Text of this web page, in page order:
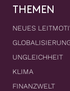
THEMEN
NEUES
UNGLEICHHEIT
KLIMA
FINANZWELT